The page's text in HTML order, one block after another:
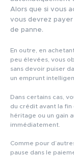
Alors que si vous
vous devrez payer
de panne.
En outre, en
peu élevées, vous
sans devoir puiser
un emprunt
Dans certains cas,
du crédit avant la fin
héritage ou un gain
immédiatement.
Comme pour
pause dans le